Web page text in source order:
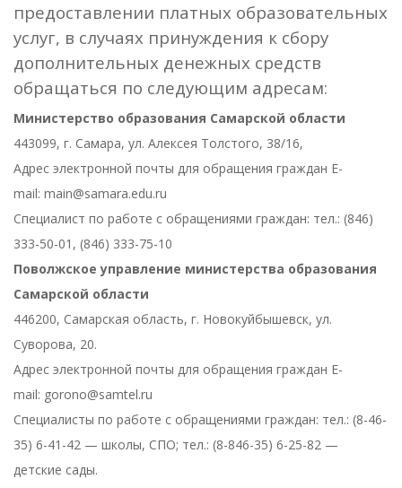
предоставлении платных образовательных
услуг, в случаях принуждения к сбору
дополнительных денежных средств
обращаться по следующим адресам:
Министерство образования Самарской области
443099, г. Самара, ул. Алексея Толстого, 38/16,
Адрес электронной почты для обращения граждан E-
mail: main@samara.edu.ru
Специалист по работе с обращениями граждан: тел.: (846)
333-50-01, (846) 333-75-10
Поволжское управление министерства образования
Самарской области
446200, Самарская область, г. Новокуйбышевск, ул.
Суворова, 20.
Адрес электронной почты для обращения граждан E-
mail: gorono@samtel.ru
Специалисты по работе с обращениями граждан: тел.: (8-46-
35) 6-41-42 — школы, СПО; тел.: (8-846-35) 6-25-82 —
детские сады.